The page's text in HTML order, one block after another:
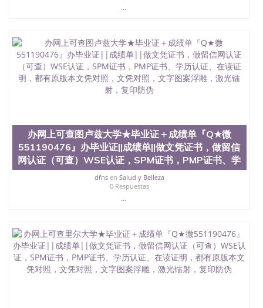
银，LOGO烫金烫银复合重叠。 文字图案浮雕，激光
镭射，紫外荧光，温感，复印防伪）都有原版本文凭
对照。质量得到了广大海外客户群体的认可，同时和
海外学校留学中介， 同时能做到与时俱进，及时掌握
各大院校的（毕业证，成绩单，资格证，学生卡，结
业证，录取通知书，在读证明等相关材料）的版本更
原版实物，以求达到客户的需求。 我们的优势： 我
们在保证合理定价的同时，坚持较高性价比，通过品
质和效率不断优化，为您倾情诠释什么是高性价比。
咨询顾问：Sam q/微信:551190476 Q/微
信:551190476办理毕业证成绩单、教育部认证,录取通
知书，雅思，留学回国证明.
公司专业制作、办理、仿制、成绩单文凭、改成绩、
理、仿制学位证书、毕业证文凭、文凭毕业证、毕业
证认证、留服认证、使馆认证、使馆证明、使馆留学
回国人员证明、留学生认证、学历认证、文凭认证学
位认证、留学生学历认证、留学生学位认证、英国文
...
办网上可查图卢兹大学★毕业证＋成绩单『Q★微
551190476』办毕业证||成绩单||做文凭证书，做留信
网认证（可查）WSE认证，SPM证书，PMP证书、学
dfnsen Salud y Belleza
0 Respuestas
...